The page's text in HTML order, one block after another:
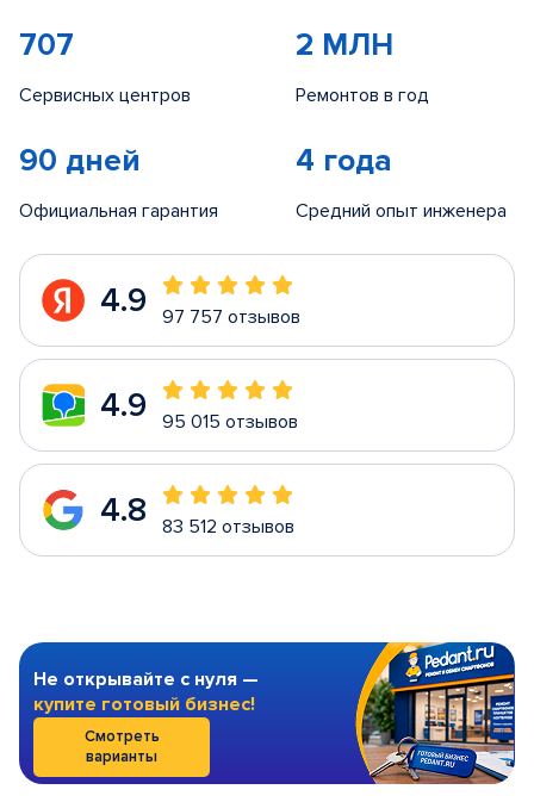
707
Сервисных центров
2 МЛН
Ремонтов в год
90 дней
Официальная гарантия
4 года
Средний опыт инженера
4.9 97 757 отзывов
4.9 95 015 отзывов
4.8 83 512 отзывов
Не открывайте с нуля —
купите готовый бизнес!
Смотреть
варианты